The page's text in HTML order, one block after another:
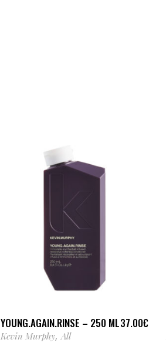
AJOUTER AU PANIER
YOUNG.AGAIN.RINSE – 250 ML37.00€
Kevin Murphy,All